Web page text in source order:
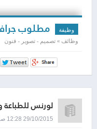
وظيفة مطلوب
وظائف » تصميم - تصوير - فنون
لورنس
29/10/2015 12:28 صباحاً